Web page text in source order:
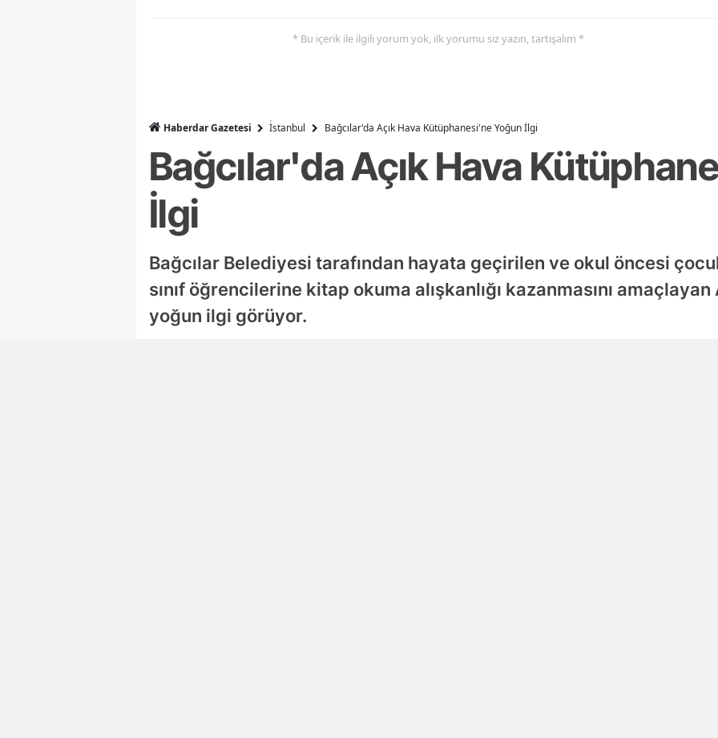
* Bu içerik ile ilgili yorum yok, ilk yorumu siz yazın, tartışalım *
Haberdar Gazetesi İ̇stanbul Bağcılar'da Açık Hava Kütüphanesi'ne Yoğun İlgi
Bağcılar'da Açık Hava
İlgi
Bağcılar Belediyesi tarafından hayata geçirilen ve okul öncesi
sınıf öğrencilerine kitap okuma alışkanlığı kazanmasını
yoğun ilgi görüyor.